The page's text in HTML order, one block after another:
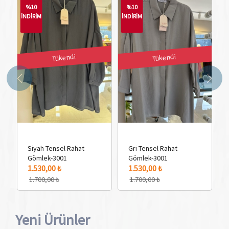
%10
İNDİRİM
Tükendi
Siyah Tensel Rahat
Gömlek-3001
1.530,00 ₺
1.700,00 ₺
%10
İNDİRİM
Tükendi
Gri Tensel Rahat
Gömlek-3001
1.530,00 ₺
1.700,00 ₺
Yeni Ürünler